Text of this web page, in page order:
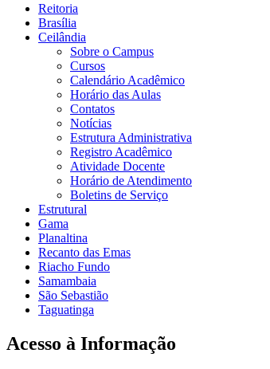
Reitoria
Brasília
Ceilândia
Sobre o Campus
Cursos
Calendário Acadêmico
Horário das Aulas
Contatos
Notícias
Estrutura Administrativa
Registro Acadêmico
Atividade Docente
Horário de Atendimento
Boletins de Serviço
Estrutural
Gama
Planaltina
Recanto das Emas
Riacho Fundo
Samambaia
São Sebastião
Taguatinga
Acesso à Informação